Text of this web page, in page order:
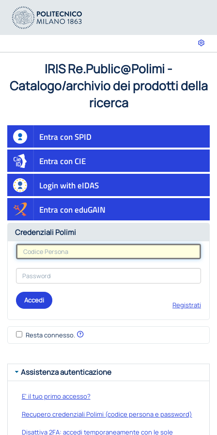
IRIS Re.Public@Polimi -
Catalogo/archivio dei prodotti della
ricerca
Entra con SPID
Entra con CIE
Login with eIDAS
Entra con eduGAIN
Credenziali Polimi
Accedi
Registrati
Resta connesso.
Assistenza autenticazione
E' il tuo primo accesso?
Recupero credenziali Polimi (codice persona e password)
Disattiva 2FA: accedi temporaneamente con le sole